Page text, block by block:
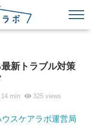
新トラブル対策
min 325views
スケアラボ運営局